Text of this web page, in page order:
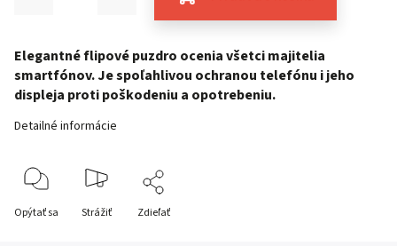
Elegantné flipové puzdro ocenia všetci majitelia
smartfónov. Je spoľahlivou ochranou telefónu i jeho
displeja proti poškodeniu a opotrebeniu.
Detailné informácie
Opýtať sa Strážiť Zdieľať